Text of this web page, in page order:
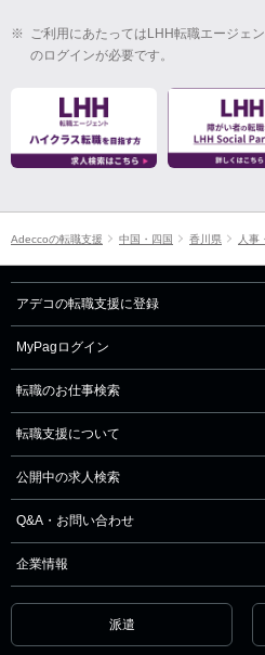
※ ご利用にあたってはLHH転職エージェ
のログインが必要です。
Adeccoの転職支援 中国・四国 香川県 人事
アデコの転職支援に登録
MyPagログイン
転職のお仕事検索
転職支援について
公開中の求人検索
Q&A・お問い合わせ
企業情報
派遣